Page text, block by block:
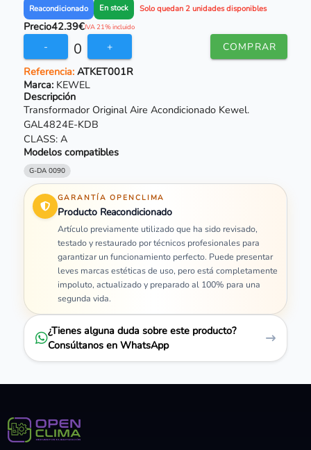
Reacondicionado En stock Solo quedan 2 unidades disponibles
Precio42.39€IVA 21% incluido
- 0 + COMPRAR
Referencia:ATKET001R
Marca: KEWEL
Descripción
Transformador Original Aire Acondicionado Kewel.
GAL4824E-KDB
CLASS: A
Modelos compatibles
G-DA 0090
GARANTÍA OPENCLIMA
Producto Reacondicionado
Artículo previamente utilizado que ha sido revisado,
testado y restaurado por técnicos profesionales para
garantizar un funcionamiento perfecto. Puede presentar
leves marcas estéticas de uso, pero está completamente
impoluto, actualizado y preparado al 100% para una
segunda vida.
¿Tienes alguna duda sobre este producto?
Consúltanos en WhatsApp